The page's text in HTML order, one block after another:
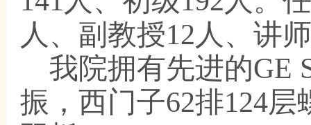
人、副教授12人、讲
我院拥有先进的GE
振，西门子62排124